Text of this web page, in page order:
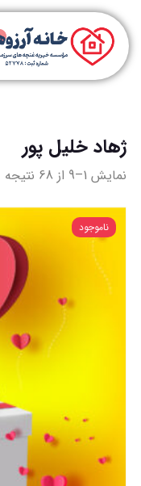
ژهاد خلیل پور
نمایش 1–9 از 68 نتیجه
ناموجود